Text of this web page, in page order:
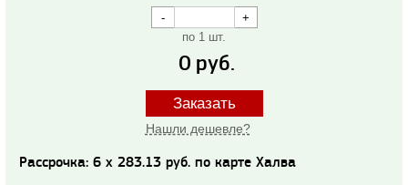
по 1 шт.
0 руб.
Заказать
Нашли дешевле?
Рассрочка: 6 x 283.13 руб. по карте Халва